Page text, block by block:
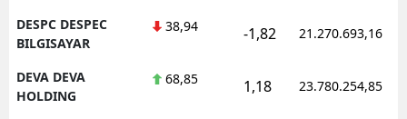
DESPC DESPEC
BILGISAYAR
38,94 -1,82 21.270.693,16
DEVA DEVA
HOLDING
68,85 1,18 23.780.254,85